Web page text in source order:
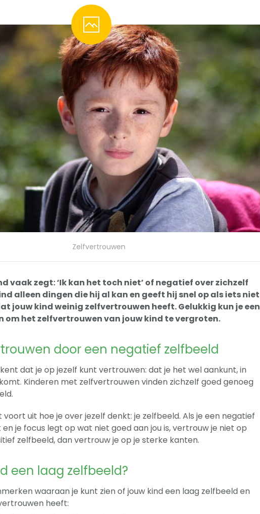
Zelfvertrouwen
vaak zegt: ‘Ik kan het toch niet’ of negatief over zichzelf
alleen dingen die hij al kan en geeft hij snel op als iets niet
jouw kind weinig zelfvertrouwen heeft. Gelukkig kun je een
om het zelfvertrouwen van jouw kind te vergroten.
door een negatief zelfbeeld
dat je op jezelf kunt vertrouwen: dat je het wel aankunt, in
Kinderen met zelfvertrouwen vinden zichzelf goed genoeg
uit hoe je over jezelf denkt: je zelfbeeld. Als je een negatief
je focus legt op wat niet goed aan jou is, vertrouw je niet op
zelfbeeld, dan vertrouw je op je sterke kanten.
een laag zelfbeeld?
waaraan je kunt zien of jouw kind een laag zelfbeeld en
heeft: